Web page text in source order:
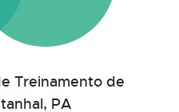
Treinamento de
PA